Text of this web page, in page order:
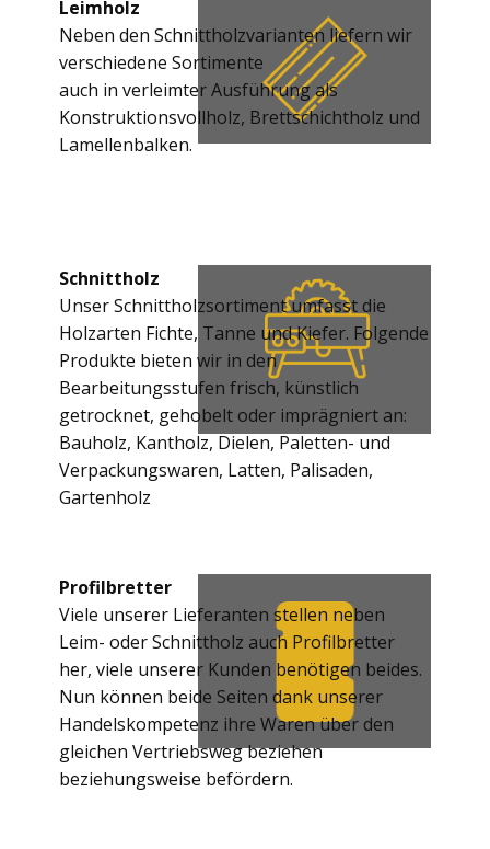
Leimholz
Neben den Schnittholzvarianten liefern wir
verschiedene Sortimente
auch in verleimter Ausführung als
Konstruktionsvollholz, Brettschichtholz und
Lamellenbalken.
Schnittholz
Unser Schnittholzsortiment umfasst die
Holzarten Fichte, Tanne und Kiefer. Folgende
Produkte bieten wir in den
Bearbeitungsstufen frisch, künstlich
getrocknet, gehobelt oder imprägniert an:
Bauholz, Kantholz, Dielen, Paletten- und
Verpackungswaren, Latten, Palisaden,
Gartenholz
Profilbretter
Viele unserer Lieferanten stellen neben
Leim- oder Schnittholz auch Profilbretter
her, viele unserer Kunden benötigen beides.
Nun können beide Seiten dank unserer
Handelskompetenz ihre Waren über den
gleichen Vertriebsweg beziehen
beziehungsweise befördern.